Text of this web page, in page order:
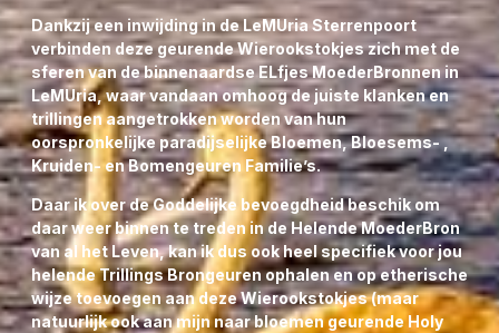
zijn. Het stokje wordt namelijk altijd van bamboesplinters
gemaakt en met de hand in de hars gerold, omdat dit niets
afdoet aan de originele Moeder Kruidengeur, doordat er
geen giftige stoffen vrij zullen komen en mooi langzaam
opbrandt.
Meer info over Wierook? Lees dan linksonder deze pagina
verder.
Dankzij een inwijding in de LeMUria Sterrenpoort
verbinden deze geurende Wierookstokjes zich met de
sferen van de binnenaardse ELfjes MoederBronnen in
LeMUria, waar vandaan omhoog de juiste klanken en
trillingen aangetrokken worden van hun
oorspronkelijke paradijselijke Bloemen, Bloesems- ,
Kruiden- en Bomengeuren Familie’s.
Daar ik over de Goddelijke bevoegdheid beschik om
daar weer binnen te treden in de Helende MoederBron
van al het Leven, kan ik dus ook heel specifiek voor jou
helende Trillings Brongeuren ophalen en op etherische
wijze toevoegen aan deze Wierookstokjes (maar
natuurlijk ook aan mijn naar bloemen geurende Holy